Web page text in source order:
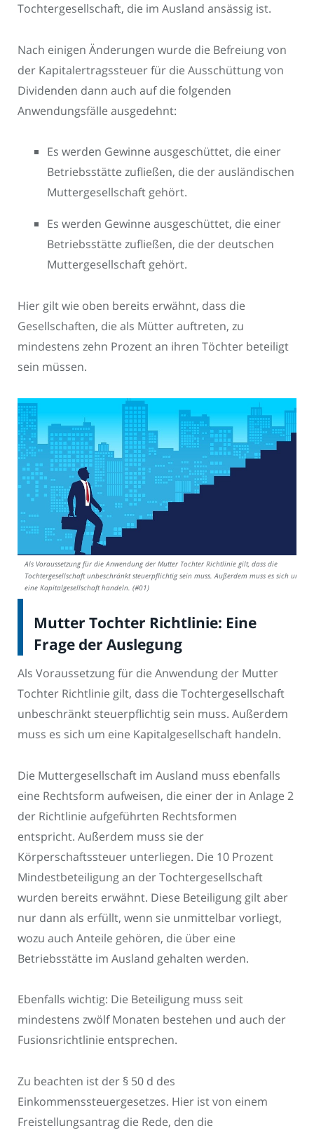
Tochtergesellschaft, die im Ausland ansässig ist.
Nach einigen Änderungen wurde die Befreiung von
der Kapitalertragssteuer für die Ausschüttung von
Dividenden dann auch auf die folgenden
Anwendungsfälle ausgedehnt:
Es werden Gewinne ausgeschüttet, die einer
Betriebsstätte zufließen, die der ausländischen
Muttergesellschaft gehört.
Es werden Gewinne ausgeschüttet, die einer
Betriebsstätte zufließen, die der deutschen
Muttergesellschaft gehört.
Hier gilt wie oben bereits erwähnt, dass die
Gesellschaften, die als Mütter auftreten, zu
mindestens zehn Prozent an ihren Töchter beteiligt
sein müssen.
Als Voraussetzung für die Anwendung der Mutter Tochter Richtlinie gilt, dass die
Tochtergesellschaft unbeschränkt steuerpflichtig sein muss. Außerdem muss es sich um
eine Kapitalgesellschaft handeln. (#01)
Mutter Tochter Richtlinie: Eine
Frage der Auslegung
Als Voraussetzung für die Anwendung der Mutter
Tochter Richtlinie gilt, dass die Tochtergesellschaft
unbeschränkt steuerpflichtig sein muss. Außerdem
muss es sich um eine Kapitalgesellschaft handeln.
Die Muttergesellschaft im Ausland muss ebenfalls
eine Rechtsform aufweisen, die einer der in Anlage 2
der Richtlinie aufgeführten Rechtsformen
entspricht. Außerdem muss sie der
Körperschaftssteuer unterliegen. Die 10 Prozent
Mindestbeteiligung an der Tochtergesellschaft
wurden bereits erwähnt. Diese Beteiligung gilt aber
nur dann als erfüllt, wenn sie unmittelbar vorliegt,
wozu auch Anteile gehören, die über eine
Betriebsstätte im Ausland gehalten werden.
Ebenfalls wichtig: Die Beteiligung muss seit
mindestens zwölf Monaten bestehen und auch der
Fusionsrichtlinie entsprechen.
Zu beachten ist der § 50 d des
Einkommenssteuergesetzes. Hier ist von einem
Freistellungsantrag die Rede, den die